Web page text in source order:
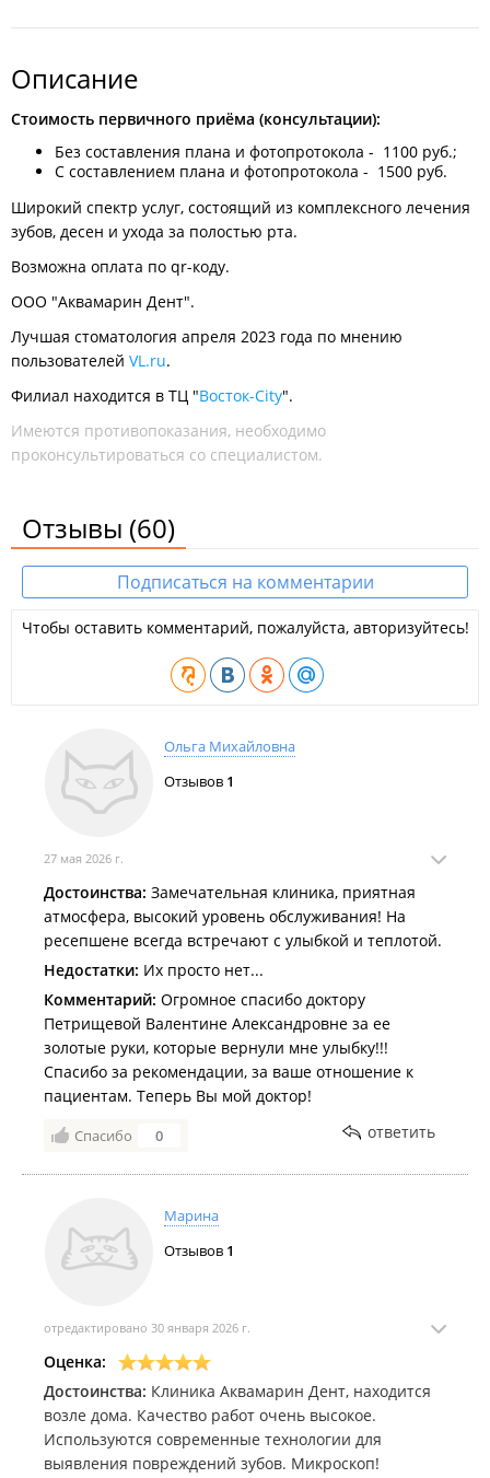
Описание
Стоимость первичного приёма (консультации):
Без составления плана и фотопротокола - 1100 руб.;
С составлением плана и фотопротокола - 1500 руб.
Широкий спектр услуг, состоящий из комплексного лечения
зубов, десен и ухода за полостью рта.
Возможна оплата по qr-коду.
ООО "Аквамарин Дент".
Лучшая стоматология апреля 2023 года по мнению
пользователей VL.ru.
Филиал находится в ТЦ "Восток-City".
Имеются противопоказания, необходимо
проконсультироваться со специалистом.
Отзывы (60)
Подписаться на комментарии
Чтобы оставить комментарий, пожалуйста, авторизуйтесь!
Ольга Михайловна
Отзывов 1
27 мая 2026 г.
Достоинства: Замечательная клиника, приятная
атмосфера, высокий уровень обслуживания! На
ресепшене всегда встречают с улыбкой и теплотой.
Недостатки: Их просто нет...
Комментарий: Огромное спасибо доктору
Петрищевой Валентине Александровне за ее
золотые руки, которые вернули мне улыбку!!!
Спасибо за рекомендации, за ваше отношение к
пациентам. Теперь Вы мой доктор!
Спасибо 0 ответить
Марина
Отзывов 1
отредактировано 30 января 2026 г.
Оценка:
Достоинства: Клиника Аквамарин Дент, находится
возле дома. Качество работ очень высокое.
Используются современные технологии для
выявления повреждений зубов. Микроскоп!